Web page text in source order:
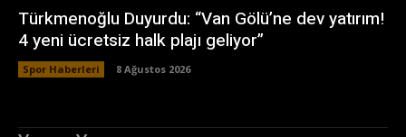
Türkmenoğlu Duyurdu: “Van Gölü’ne dev yatırım!
4 yeni ücretsiz halk plajı geliyor”
Spor Haberleri 8 Ağustos 2026